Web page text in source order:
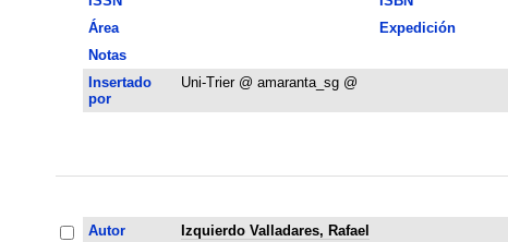
Área
Expedición
Notas
Insertado
por
Uni-Trier @ amaranta_sg @
Autor
Izquierdo Valladares, Rafael